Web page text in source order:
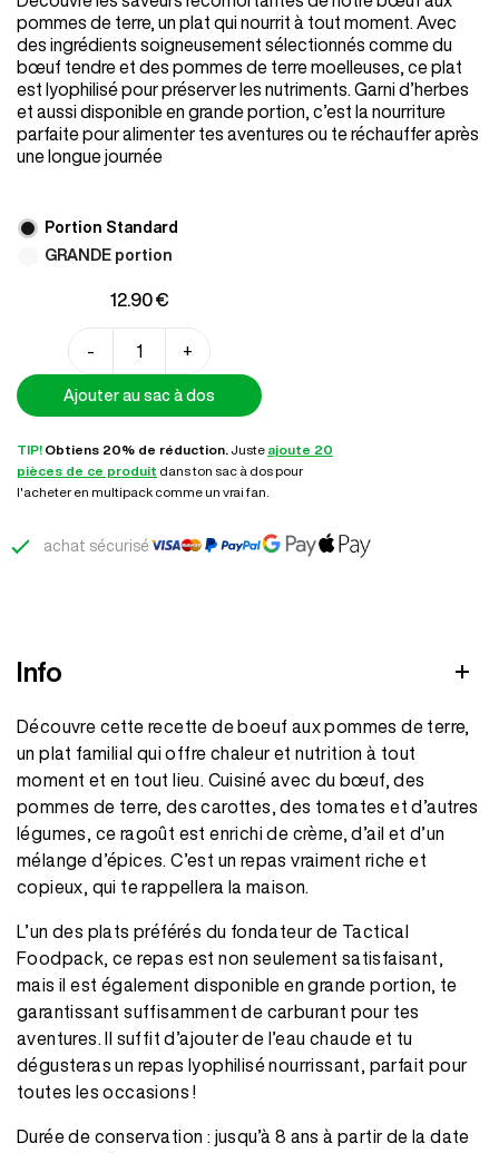
notation
client
12.90 €
à
16.90 €
pommes de terre, un plat qui nourrit à tout moment. Avec
des ingrédients soigneusement sélectionnés comme du
bœuf tendre et des pommes de terre moelleuses, ce plat
est lyophilisé pour préserver les nutriments. Garni d’herbes
et aussi disponible en grande portion, c’est la nourriture
parfaite pour alimenter tes aventures ou te réchauffer après
une longue journée
Portion Standard
GRANDE portion
12.90€
-
de
Bœuf
pommes
de
+
Ajouter au sac à dos
TIP! Obtiens 20% de réduction. Juste ajoute 20
pièces de ce produit dans ton sac à dos pour
l'acheter en multipack comme un vrai fan.
achat sécurisé
Info
Découvre cette recette de boeuf aux pommes de terre,
un plat familial qui offre chaleur et nutrition à tout
moment et en tout lieu. Cuisiné avec du bœuf, des
pommes de terre, des carottes, des tomates et d’autres
légumes, ce ragoût est enrichi de crème, d’ail et d’un
mélange d’épices. C’est un repas vraiment riche et
copieux, qui te rappellera la maison.
L’un des plats préférés du fondateur de Tactical
Foodpack, ce repas est non seulement satisfaisant,
mais il est également disponible en grande portion, te
garantissant suffisamment de carburant pour tes
aventures. Il suffit d’ajouter de l’eau chaude et tu
dégusteras un repas lyophilisé nourrissant, parfait pour
toutes les occasions !
Durée de conservation : jusqu’à 8 ans à partir de la date